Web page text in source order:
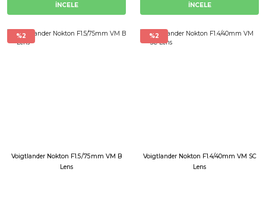
İNCELE İNCELE
%2
Voigtlander Nokton F1.5/75mm VM B
Lens
%2
Voigtlander Nokton F1.4/40mm VM SC
Lens